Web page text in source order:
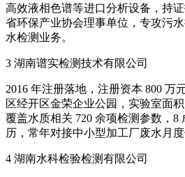
高效液相色谱等进口分析设备，持
省环保产业协会理事单位，专攻污
水检测业务。
3 湖南谱实检测技术有限公司
2016 年注册落地，注册资本 800 万
区经开区金荣企业公园，实验室面
覆盖水质相关 720 余项检测参数，8
历，常年对接中小型加工厂废水月度
4 湖南水科检验检测有限公司